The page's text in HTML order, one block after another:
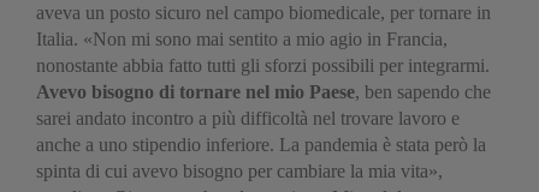
aveva un posto sicuro nel campo biomedicale, per tornare in
Italia. «Non mi sono mai sentito a mio agio in Francia,
nonostante abbia fatto tutti gli sforzi possibili per integrarmi.
Avevo bisogno di tornare nel mio Paese, ben sapendo che
sarei andato incontro a più difficoltà nel trovare lavoro e
anche a uno stipendio inferiore. La pandemia è stata però la
spinta di cui avevo bisogno per cambiare la mia vita»,